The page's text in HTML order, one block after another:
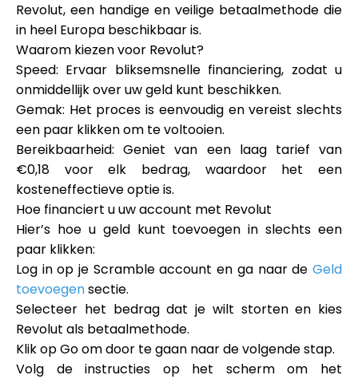
Blog
Neem contact op
Hulp
Mijn Account
Financiering krijgen
Revolut, een handige en veilige betaalmethode die
in heel Europa beschikbaar is.
Waarom kiezen voor Revolut?
Speed: Ervaar bliksemsnelle financiering, zodat u
onmiddellijk over uw geld kunt beschikken.
Gemak: Het proces is eenvoudig en vereist slechts
een paar klikken om te voltooien.
Bereikbaarheid: Geniet van een laag tarief van
€0,18 voor elk bedrag, waardoor het een
kosteneffectieve optie is.
Hoe financiert u uw account met Revolut
Hier’s hoe u geld kunt toevoegen in slechts een
paar klikken:
Log in op je Scramble account en ga naar de Geld
toevoegensectie.
Selecteer het bedrag dat je wilt storten en kies
Revolut als betaalmethode.
Klik opGoom door te gaan naar de volgende stap.
Volg de instructies op het schermom het